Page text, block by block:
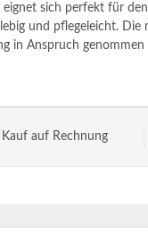
sich perfekt für
und pflegeleicht.
in Anspruch
Kauf auf Rechnung